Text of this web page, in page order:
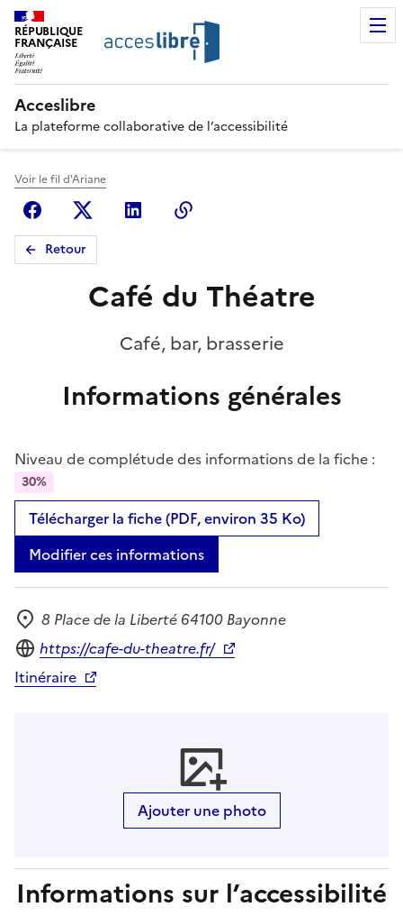
RÉPUBLIQUE
FRANÇAISE
Acceslibre
La plateforme collaborative de l’accessibilité
Voir le fil d'Ariane
FacebookX (anciennement Twitter)
Linkedin
Retour
Café du Théatre
Café, bar, brasserie
Informations générales
Niveau de complétude des informations de la fiche :
30%
Télécharger la fiche (PDF, environ 35 Ko)
Modifier ces informations
Adresse
8 Place de la Liberté 64100 Bayonne
Site internet
https://cafe-du-theatre.fr/
Itinéraire
Ajouter une photo
Informations sur l’accessibilité